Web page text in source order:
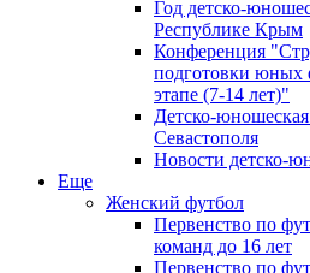
Год детско-
Республике Крым
Конференция
подготовки юных
этапе (7-14 лет)"
Детско-
Севастополя
Новости детско-
Еще
Женский футбол
Первенство по
команд до 16 лет
Первенство по